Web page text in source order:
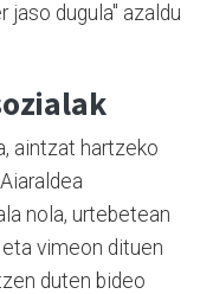
jaso dugula" azaldu
aintzat hartzeko
nola, urtebetean
vimeon dituen
duten bideo